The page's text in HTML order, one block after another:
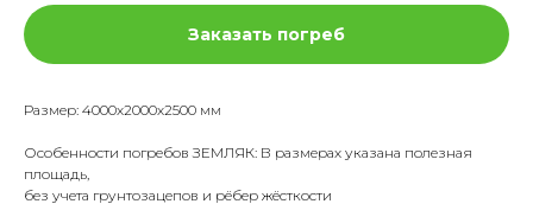
Заказать погреб
Размер: 4000х2000х2500 мм
Особенности погребов ЗЕМЛЯК: В размерах указана полезная
площадь,
без учета грунтозацепов и рёбер жёсткости